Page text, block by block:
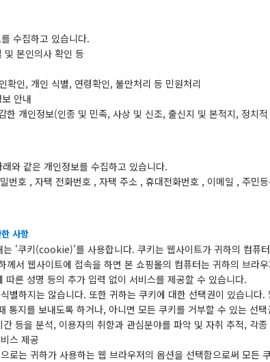
수집하고 있습니다.
및 본인의사 확인 등
확인, 개인 식별, 연령확인, 불만처리 등 민원처리
안내
한 개인정보(인종 및 민족, 사상 및 신조, 출신지 및 본적지, 정치
와 같은 개인정보를 수집하고 있습니다.
번호 , 자택 전화번호 , 자택 주소 , 휴대전화번호 , 이메일 , 주민
사항
'쿠키(cookie)'를 사용합니다. 쿠키는 웹사이트가 귀하의 컴퓨
서 웹사이트에 접속을 하면 본 쇼핑몰의 컴퓨터는 귀하의 브라
른 성명 등의 추가 입력 없이 서비스를 제공할 수 있습니다.
별하지는 않습니다. 또한 귀하는 쿠키에 대한 선택권이 있습니다.
통지를 보내도록 하거나, 아니면 모든 쿠키를 거부할 수 있는 선
등을 분석, 이용자의 취향과 관심분야를 파악 및 자취 추적, 각
스 제공
로는 귀하가 사용하는 웹 브라우저의 옵션을 선택함으로써 모든